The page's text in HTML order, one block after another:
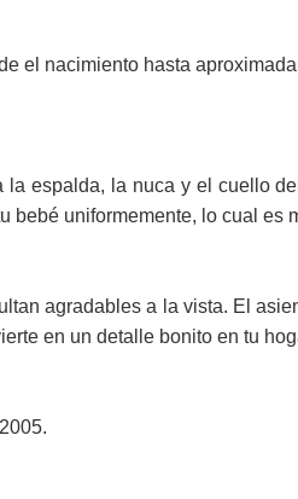
el nacimiento hasta
espalda, la nuca y el cuello
bebé uniformemente, lo cual es
agradables a la vista. El
en un detalle bonito en tu